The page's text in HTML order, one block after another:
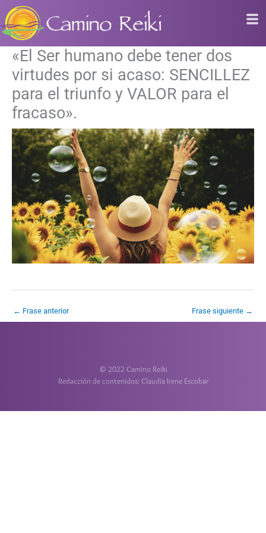
al
contenido
«El Ser humano debe tener dos
virtudes por si acaso: SENCILLEZ
para el triunfo y VALOR para el
fracaso».
← Frase anterior Frase siguiente →
© 2022 Camino Reiki
Redacción de contenidos: Claudia Irene Escobar